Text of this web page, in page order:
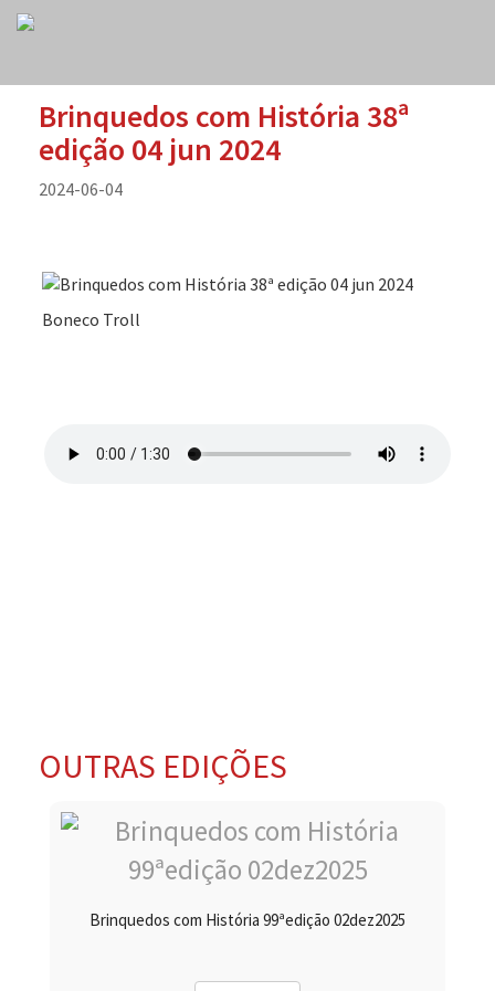
Brinquedos com História 38ª
edição 04 jun 2024
2024-06-04
Boneco Troll
OUTRAS EDIÇÕES
Brinquedos com História 99ªedição 02dez2025